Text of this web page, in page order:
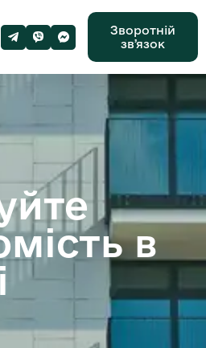
Зворотній
звʼязок
в